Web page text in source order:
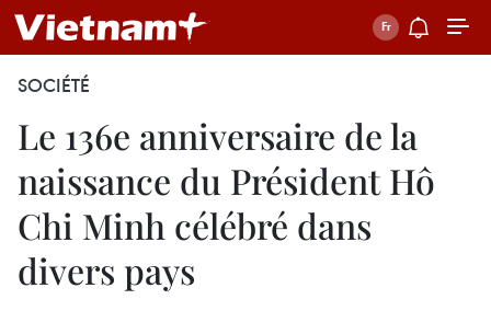
SOCIÉTÉ
Le 136e anniversaire de la
naissance du Président Hô
Chi Minh célébré dans
divers pays